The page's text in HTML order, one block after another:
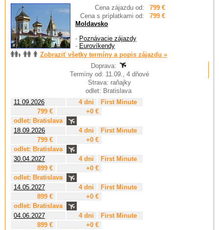
Cena zájazdu od:
799 €
Cena s príplatkami od:
799 €
Moldavsko
- Poznávacie zájazdy
- Eurovíkendy
Zobraziť všetky termíny a popis zájazdu »
Doprava:
Termíny od: 11.09., 4 dňové
Strava: raňajky
odlet: Bratislava
11.09.2026
4 dni
First Minute
799 €
+0 €
odlet: Bratislava
18.09.2026
4 dni
First Minute
799 €
+0 €
odlet: Bratislava
30.04.2027
4 dni
First Minute
899 €
+0 €
odlet: Bratislava
14.05.2027
4 dni
First Minute
899 €
+0 €
odlet: Bratislava
04.06.2027
4 dni
First Minute
899 €
+0 €